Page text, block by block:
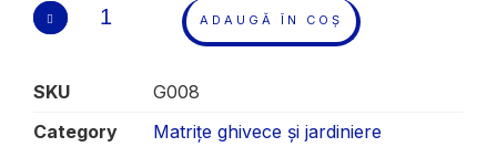
ADAUGĂ ÎN COȘ
SKU
G008
Category
Matrițe ghivece și jardiniere